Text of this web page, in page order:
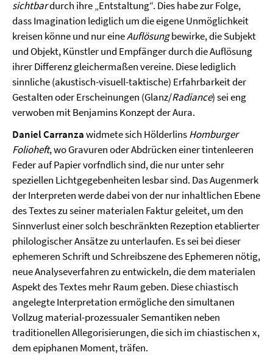
sichtbardurch ihre „Entstaltung“. Dies habe zur Folge,
dass Imagination lediglich um die eigene Unmöglichkeit
kreisen könne und nur eineAuflösungbewirke, die Subjekt
und Objekt, Künstler und Empfänger durch die Auflösung
ihrer Differenz gleichermaßen vereine. Diese lediglich
sinnliche (akustisch-visuell-taktische) Erfahrbarkeit der
Gestalten oder Erscheinungen (Glanz/Radiance) sei eng
verwoben mit Benjamins Konzept der Aura.
Daniel Carranzawidmete sich HölderlinsHomburger
Folioheft, wo Gravuren oder Abdrücken einer tintenleeren
Feder auf Papier vorfndlich sind, die nur unter sehr
speziellen Lichtgegebenheiten lesbar sind. Das Augenmerk
der Interpreten werde dabei von der nur inhaltlichen Ebene
des Textes zu seiner materialen Faktur geleitet, um den
Sinnverlust einer solch beschränkten Rezeption etablierter
philologischer Ansätze zu unterlaufen. Es sei bei dieser
ephemeren Schrift und Schreibszene des Ephemeren nötig,
neue Analyseverfahren zu entwickeln, die dem materialen
Aspekt des Textes mehr Raum geben. Diese chiastisch
angelegte Interpretation ermögliche den simultanen
Vollzug material-prozessualer Semantiken neben
traditionellen Allegorisierungen, die sich im chiastischen x,
dem epiphanen Moment, träfen.